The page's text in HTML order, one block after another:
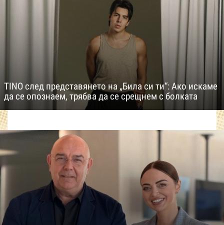
TINO след представянето на „Била си ти“: Ако искаме
да се опознаем, трябва да се срещнем с болката